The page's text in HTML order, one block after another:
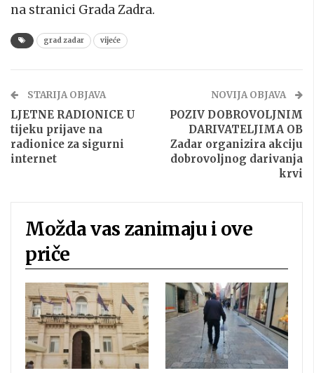
na stranici Grada Zadra.
grad zadar vijeće
STARIJA OBJAVA
LJETNE RADIONICE U
tijeku prijave na
radionice za sigurni
internet
NOVIJA OBJAVA
POZIV DOBROVOLJNIM
DARIVATELJIMA OB
Zadar organizira akciju
dobrovoljnog darivanja
krvi
Možda vas zanimaju i ove
priče